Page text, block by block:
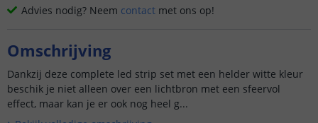
Advies nodig? Neem contact met ons op!
Omschrijving
Dankzij deze complete led strip set met een helder witte kleur
beschik je niet alleen over een lichtbron met een sfeervol
effect, maar kan je er ook nog heel g...